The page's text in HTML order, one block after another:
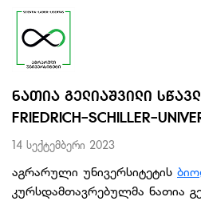
ᲜᲐᲗᲘᲐ ᲒᲔᲚᲘᲐᲨᲕᲘᲚᲘ
FRIEDRICH-SCHILLER-
14 სექტემბერი 2023
აგრარული უნივერსიტეტის
კურსდამთავრებულმა ნათია